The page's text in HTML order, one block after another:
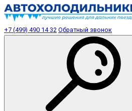
+7 (499) 490 14 32 Обратный звонок